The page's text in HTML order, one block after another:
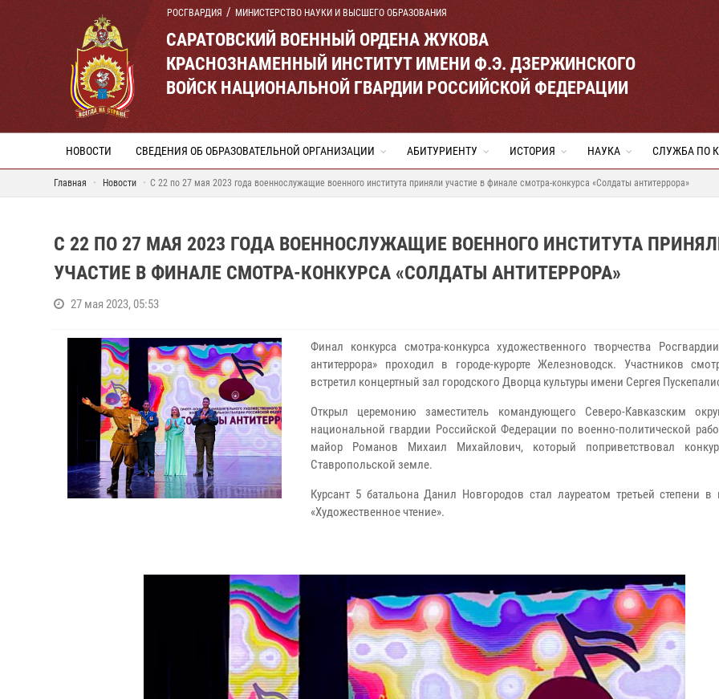
РОСГВАРДИЯ МИНИСТЕРСТВО НАУКИ И ВЫСШЕГО ОБРАЗОВАНИЯ
САРАТОВСКИЙ ВОЕННЫЙ ОРДЕНА ЖУКОВА
КРАСНОЗНАМЕННЫЙ ИНСТИТУТ ИМЕНИ Ф.Э. ДЗЕРЖИНСКОГО
ВОЙСК НАЦИОНАЛЬНОЙ ГВАРДИИ РОССИЙСКОЙ ФЕДЕРАЦИИ
НОВОСТИ СВЕДЕНИЯ ОБ ОБРАЗОВАТЕЛЬНОЙ ОРГАНИЗАЦИИ АБИТУРИЕНТУ ИСТОРИЯ НАУКА СЛУЖБА ПО
Главная Новости С 22 по 27 мая 2023 года военнослужащие военного института приняли участие в финале смотра-конкурса «Солдаты антитеррора»
С 22 ПО 27 МАЯ 2023 ГОДА ВОЕННОСЛУЖАЩИЕ ВОЕННОГО ИНСТИТУТА
УЧАСТИЕ В ФИНАЛЕ СМОТРА-КОНКУРСА «СОЛДАТЫ АНТИТЕРРОРА»
27 мая 2023, 05:53
Финал конкурса cмотра-конкурса художественного творчества
антитеррора» проходил в городе-курорте Железноводск. Участников
встретил концертный зал городского Дворца культуры имени Сергея
Открыл церемонию заместитель командующего Северо-Кавказским
национальной гвардии Российской Федерации по военно-политической
майор Романов Михаил Михайлович, который поприветствовал
Ставропольской земле.
Курсант 5 батальона Данил Новгородов стал лауреатом третьей степени
«Художественное чтение».